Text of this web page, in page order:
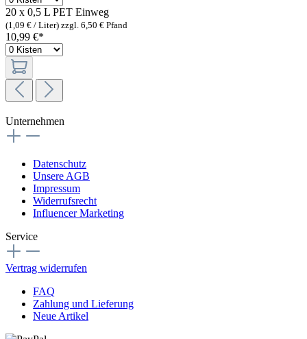
20 x 0,5 L PET Einweg
(1,09 € / Liter) zzgl. 6,50 € Pfand
10,99 €*
Unternehmen
Datenschutz
Unsere AGB
Impressum
Widerrufsrecht
Influencer Marketing
Service
Vertrag widerrufen
FAQ
Zahlung und Lieferung
Neue Artikel